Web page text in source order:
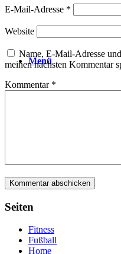
Menü
E-Mail-Adresse *
Website
Name, E-Mail-Adresse
meinen nächsten Kommentar
Kommentar *
Seiten
Fitness
Fußball
Home